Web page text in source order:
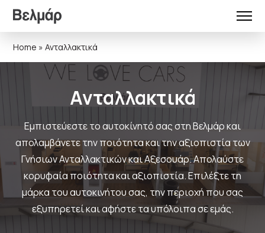
Home » Ανταλλακτικά
Ανταλλακτικά
Εμπιστεύεστε το αυτοκίνητό σας στη Βελμάρ και
απολαμβάνετε την ποιότητα και την αξιοπιστία των
Γνήσιων Ανταλλακτικών και Αξεσουάρ. Απολαύστε
κορυφαία ποιότητα και αξιοπιστία. Επιλέξτε τη
μάρκα του αυτοκινήτου σας, την περιοχή που σας
εξυπηρετεί και αφήστε τα υπόλοιπα σε εμάς.